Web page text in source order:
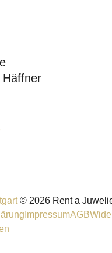
Häffner
© 2026 Rent a
ImpressumAGB